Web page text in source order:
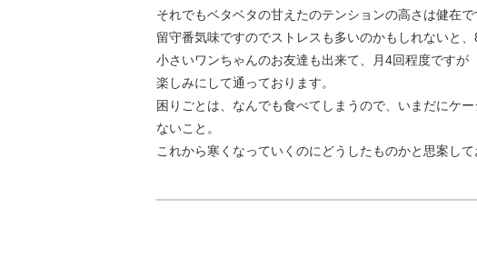
それでもベタベタの甘えたのテンションの高さは健在で
留守番気味ですのでストレスも多いのかもしれないと、
小さいワンちゃんのお友達も出来て、月4回程度ですが
楽しみにして通っております。
困りごとは、なんでも食べてしまうので、いまだにケ
ないこと。
これから寒くなっていくのにどうしたものかと思案し